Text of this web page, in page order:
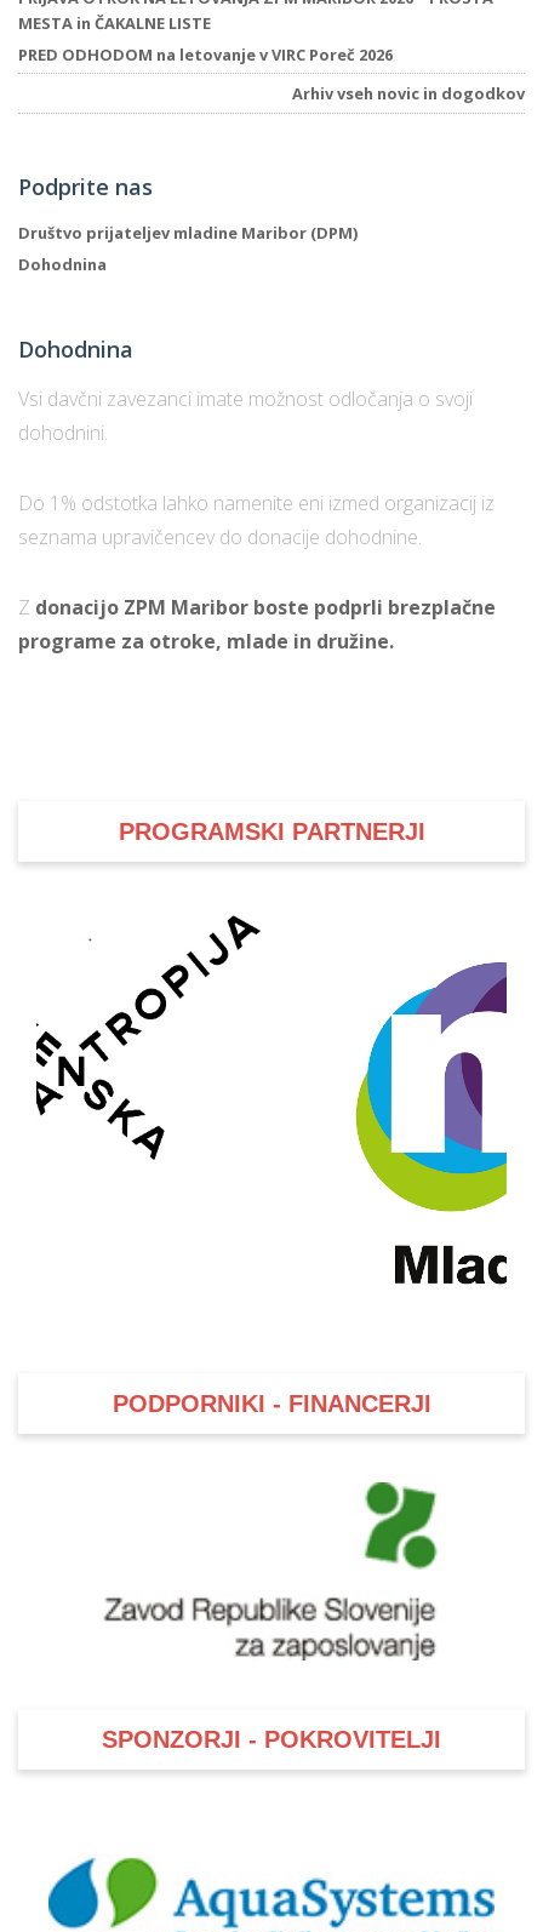
MESTA in ČAKALNE LISTE
PRED ODHODOM na letovanje v VIRC Poreč 2026
Arhiv vseh novic in dogodkov
Podprite nas
Društvo prijateljev mladine Maribor (DPM)
Dohodnina
Dohodnina
Vsi davčni zavezanci imate možnost odločanja o svoji
dohodnini.
Do 1% odstotka lahko namenite eni izmed organizacij iz
seznama upravičencev do donacije dohodnine.
Z donacijo ZPM Maribor boste podprli brezplačne
programe za otroke, mlade in družine.
PROGRAMSKI PARTNERJI
PODPORNIKI - FINANCERJI
SPONZORJI - POKROVITELJI